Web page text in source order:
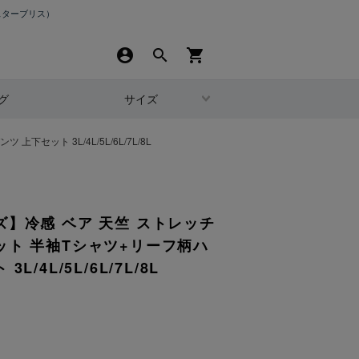
ーブリス）
shopping_cart
search
account_circle
サイズ
ツ 上下セット 3L/4L/5L/6L/7L/8L
】冷感 ベア 天竺 ストレッチ
ト 半袖Tシャツ+リーフ柄ハ
3L/4L/5L/6L/7L/8L